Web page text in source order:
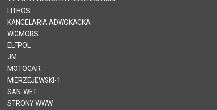
LITHOS
KANCELARIA ADWOKACKA
WIGMORS
ELFPOL
JM
MOTOCAR
MIERZEJEWSKI-1
SAN-WET
STRONY WWW